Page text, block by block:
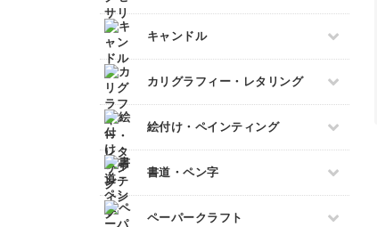
パステルアート
色鉛筆
油絵
水彩画
デジタルイラスト
日本画
ネイル検定
スカルプネイル
ネイルケア
ジェルネイル
すべて
プラバンアクセサリー
クレイ
レジンアクセサリー
ワイヤーアクセサリー
ビーズアクセサリー
キャンドル
すべて
キャンドルホルダー
マーブルキャンドル
スイーツキャンドル
ソイキャンドル
ジェルキャンドル
カリグラフィー・レタリング
すべて
カリグラフィー
レタリング
絵付け・ペインティング
すべて
ポーセラーツ
トールペイント
書道・ペン字
すべて ペーパークラフト